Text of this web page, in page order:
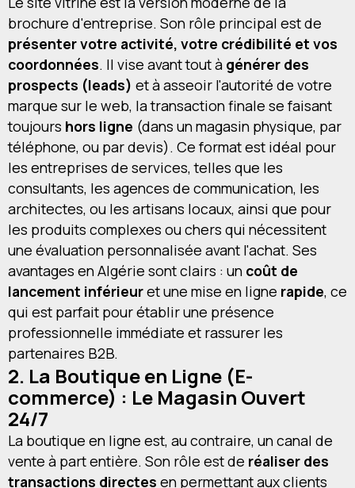
brochure d'entreprise. Son rôle principal est de
présenter votre activité, votre crédibilité et vos
coordonnées. Il vise avant tout à générer des
prospects (leads) et à asseoir l'autorité de votre
marque sur le web, la transaction finale se faisant
toujours hors ligne (dans un magasin physique, par
téléphone, ou par devis). Ce format est idéal pour
les entreprises de services, telles que les
consultants, les agences de communication, les
architectes, ou les artisans locaux, ainsi que pour
les produits complexes ou chers qui nécessitent
une évaluation personnalisée avant l'achat. Ses
avantages en Algérie sont clairs : un coût de
lancement inférieuret une mise en ligne rapide, ce
qui est parfait pour établir une présence
professionnelle immédiate et rassurer les
partenaires B2B.
2. La Boutique en Ligne (E-
commerce) : Le Magasin Ouvert
24/7
La boutique en ligne est, au contraire, un canal de
vente à part entière. Son rôle est de réaliser des
transactions directes en permettant aux clients